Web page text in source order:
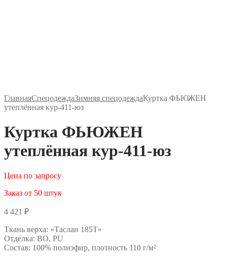
ГлавнаяСпецодеждаЗимняя спецодеждаКуртка ФЬЮЖЕН
утеплённая кур-411-юз
Куртка ФЬЮЖЕН
утеплённая кур-411-юз
Цена по запросу
Заказ от 50 штук
4 421 ₽
Ткань верха: «Таслан 185Т»
Отделка: ВО, PU
Состав: 100% полиэфир, плотность 110 г/м²